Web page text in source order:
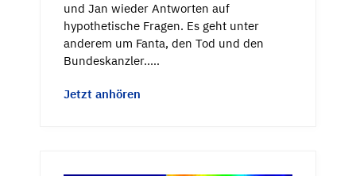
und Jan wieder Antworten auf
hypothetische Fragen. Es geht unter
anderem um Fanta, den Tod und den
Bundeskanzler..…
Jetzt anhören